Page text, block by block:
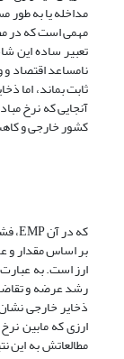
مداخله یا به
مهمی است که در
تعبیر ساده این
نامساعد اقتصاد
ثابت بماند، اما
آنجایی که نرخ
کشور خارجی و کاهش
که در آن EMP، فشار بازار ارز، تغییرات نرخ ارز و تغییرات ذخایر خارجی بانک مرکزی است. اثبات معادله (1) در پیوست شماره 1 مقاله بیان شده است.